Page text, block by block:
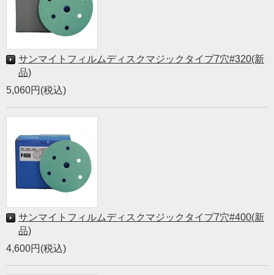
サンマイトフィルムディスクマジックタイプ7穴#320(新
品)
5,060円(税込)
サンマイトフィルムディスクマジックタイプ7穴#400(新
品)
4,600円(税込)